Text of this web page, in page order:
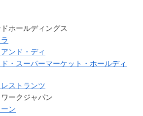
ホールディングス
ンド・ディ
・スーパーマーケット・ホールディ
ストランツ
ークジャパン
ン